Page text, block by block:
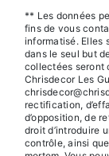
** Les données
fins de vous
informatisé. Elles
dans le seul but
collectées seront
Chrisdecor Les
rectification,
d’opposition, de
droit d’introduire
contrôle, ainsi